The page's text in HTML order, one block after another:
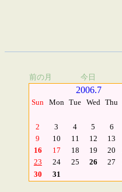
前の月 今日
2006.7
Sun Mon Tue Wed Thu
2
3 4 5 6
9
10 11 12 13
16
17 18 19 20
23
24 25 26 27
30
31